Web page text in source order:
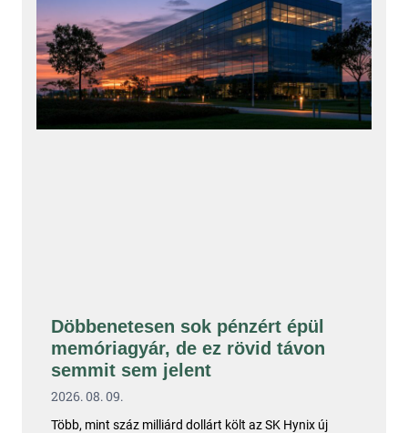
Döbbenetesen sok pénzért épül
memóriagyár, de ez rövid távon
semmit sem jelent
2026. 08. 09.
Több, mint száz milliárd dollárt költ az SK Hynix új